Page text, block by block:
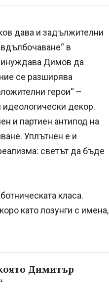
дава и задължителни
в
Димов да
се разширява
герои“ –
идеологически декор.
и партиен антипод на
Уплътнен е и
светът да бъде
класа.
като лозунги с имена,
Димитър